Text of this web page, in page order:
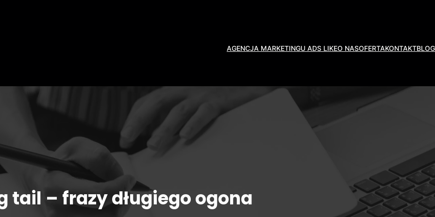
AGENCJA MARKETINGU ADS LIKEO NASOFERTAKONTAKTBLOG
tail – frazy długiego ogona